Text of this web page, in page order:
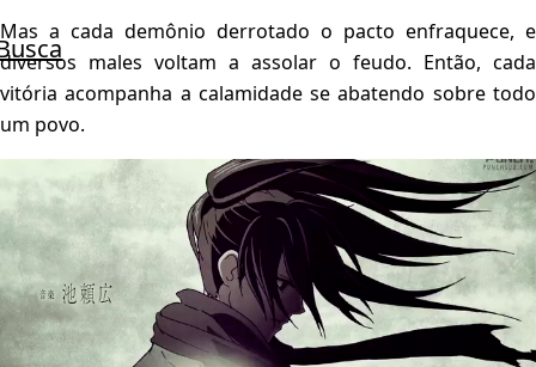
Mas a cada demônio derrotado o pacto enfraquece, e
diversos males voltam a assolar o feudo. Então, cada
vitória acompanha a calamidade se abatendo sobre todo
um povo.